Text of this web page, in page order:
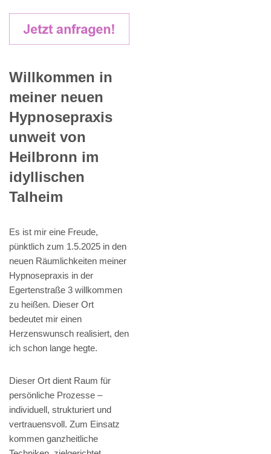
Willkommen in
meiner neuen
Hypnosepraxis
unweit von
Heilbronn im
idyllischen
Talheim
Es ist mir eine Freude,
pünktlich zum 1.5.2025 in den
neuen Räumlichkeiten meiner
Hypnosepraxis in der
Egertenstraße 3 willkommen
zu heißen. Dieser Ort
bedeutet mir einen
Herzenswunsch realisiert, den
ich schon lange hegte.
Dieser Ort dient Raum für
persönliche Prozesse –
individuell, strukturiert und
vertrauensvoll. Zum Einsatz
kommen ganzheitliche